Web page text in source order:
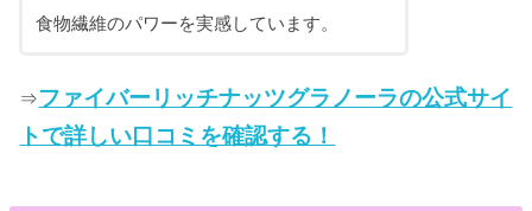
食物繊維のパワーを実感しています。
⇒ファイバーリッチナッツグラノーラの公式サイ
トで詳しい口コミを確認する！